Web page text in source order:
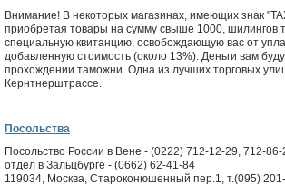
Внимание! В некоторых магазинах, имеющих знак
приобретая товары на сумму свыше 1000, шилингов
специальную квитанцию, освобождающую вас от
добавленную стоимость (около 13%). Деньги вам
прохождении таможни. Одна из лучших торговых
Кернтнерштрассе.
Посольства
Посольство России в Вене - (0222) 712-12-29, 712-86-
отдел в Зальцбурге - (0662) 62-41-84
119034, Москва, Староконюшенный пер.1, т.(095)